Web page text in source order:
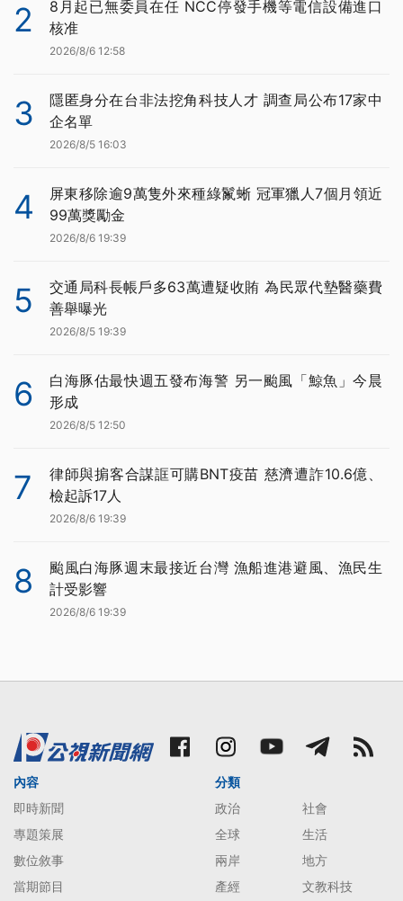
2
8月起已無委員在任 NCC停發手機等電信設備進口
核准
2026/8/6 12:58
3
隱匿身分在台非法挖角科技人才 調查局公布17家中
企名單
2026/8/5 16:03
4
屏東移除逾9萬隻外來種綠鬣蜥 冠軍獵人7個月領近
99萬獎勵金
2026/8/6 19:39
5
交通局科長帳戶多63萬遭疑收賄 為民眾代墊醫藥費
善舉曝光
2026/8/5 19:39
6
白海豚估最快週五發布海警 另一颱風「鯨魚」今晨
形成
2026/8/5 12:50
7
律師與掮客合謀誆可購BNT疫苗 慈濟遭詐10.6億、
檢起訴17人
2026/8/6 19:39
8
颱風白海豚週末最接近台灣 漁船進港避風、漁民生
計受影響
2026/8/6 19:39
內容
即時新聞
專題策展
數位敘事
當期節目
分類
政治
社會
全球
生活
兩岸
地方
產經
文教科技